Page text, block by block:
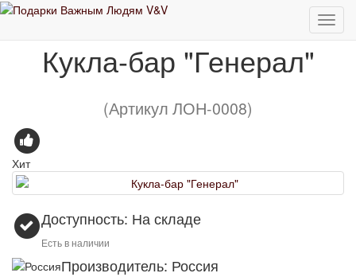
Кукла-бар "Генерал"
Кукла-бар "Генерал"
(Артикул ЛОН-0008)
Хит
Доступность: На складе
Есть в наличии
Производитель: Россия